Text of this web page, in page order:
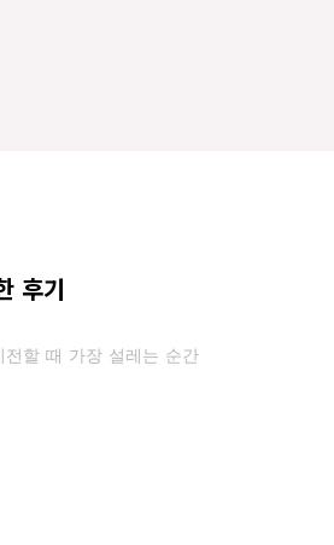
후기
할 때 가장 설레는 순간